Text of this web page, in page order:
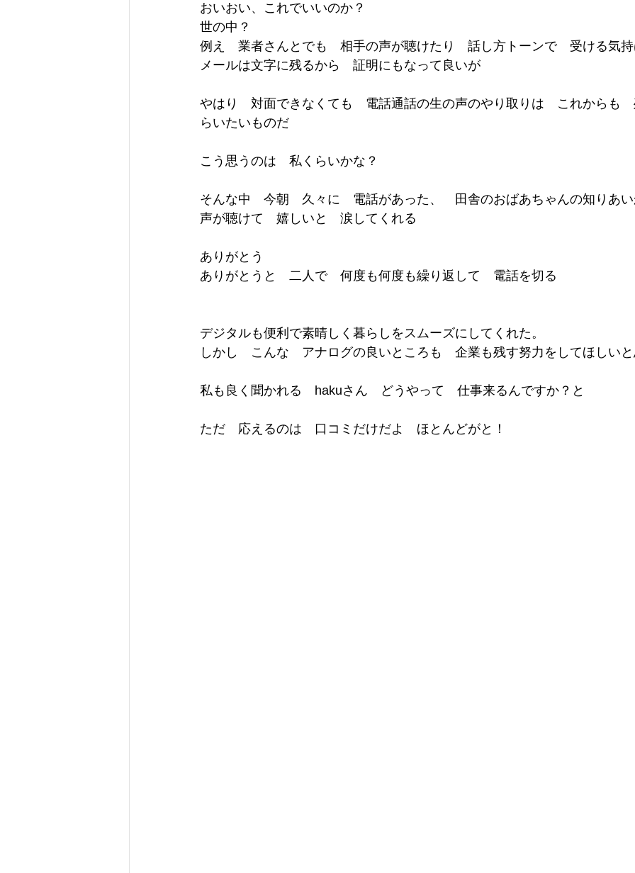
おいおい、これでいいのか？
世の中？
例え　業者さんとでも　相手の声が聴けたり　話し方トーンで　受ける気
メールは文字に残るから　証明にもなって良いが
やはり　対面できなくても　電話通話の生の声のやり取りは　これからも
らいたいものだ
こう思うのは　私くらいかな？
そんな中　今朝　久々に　電話があった、　田舎のおばあちゃんの知りあ
声が聴けて　嬉しいと　涙してくれる
ありがとう
ありがとうと　二人で　何度も何度も繰り返して　電話を切る
デジタルも便利で素晴しく暮らしをスムーズにしてくれた。
しかし　こんな　アナログの良いところも　企業も残す努力をしてほしい
私も良く聞かれる　hakuさん　どうやって　仕事来るんですか？と
ただ　応えるのは　口コミだけだよ　ほとんどがと！